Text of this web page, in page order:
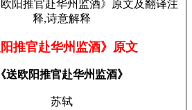
阳推官赴华州监酒》原文
《送欧阳推官赴华州监酒》
苏轼